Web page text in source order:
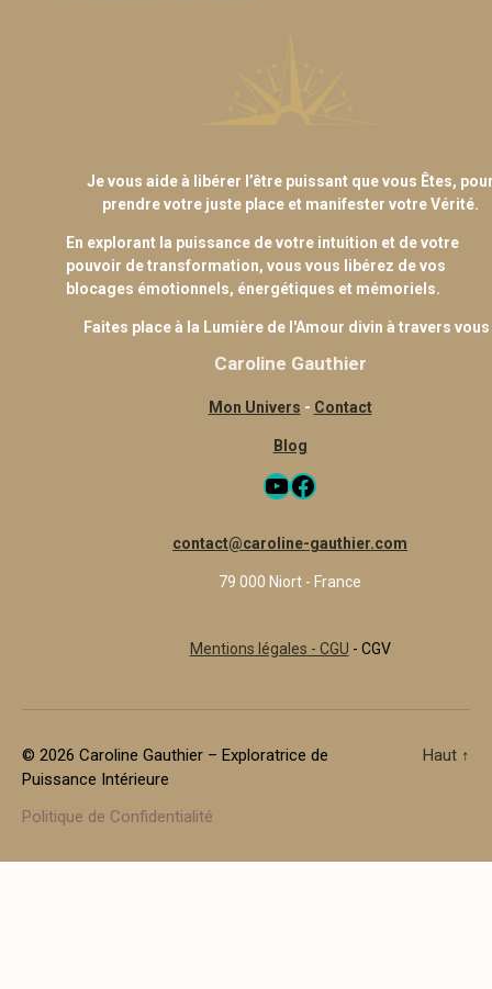
Je vous aide à libérer l’être puissant que vous Êtes,
prendre votre juste place et manifester votre Vérité.
En explorant la puissance de votre intuition et de votre
pouvoir de transformation, vous vous libérez de vos
blocages émotionnels, énergétiques et mémoriels.
Faites place à la Lumière de l'Amour divin à travers vous
Caroline Gauthier
Mon Univers - Contact
Blog
YouTube
Facebook
contact@caroline-gauthier.com
79 000 Niort - France
Mentions légales - CGU - CGV
© 2026 Caroline Gauthier – Exploratrice de
Puissance Intérieure
Politique de Confidentialité
Haut ↑